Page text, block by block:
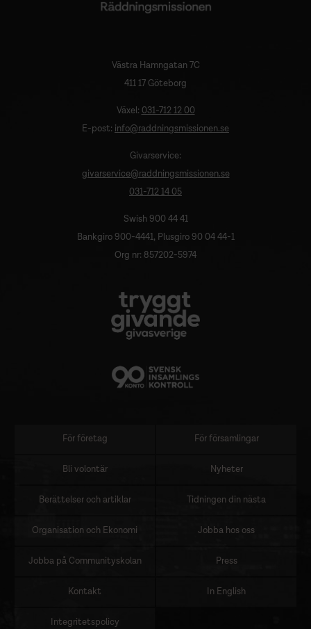
Västra Hamngatan 7C
411 17 Göteborg
Växel: 031-712 12 00
E-post: info@raddningsmissionen.se
Givarservice:
givarservice@raddningsmissionen.se
031-712 14 05
Swish 900 44 41
Bankgiro 900-4441, Plusgiro 90 04 44-1
Org nr: 857202-5974
För företag För församlingar
Bli volontär Nyheter
Berättelser och artiklar Tidningen din nästa
Organisation och Ekonomi Jobba hos oss
Jobba på Communityskolan Press
Kontakt In English
Integritetspolicy